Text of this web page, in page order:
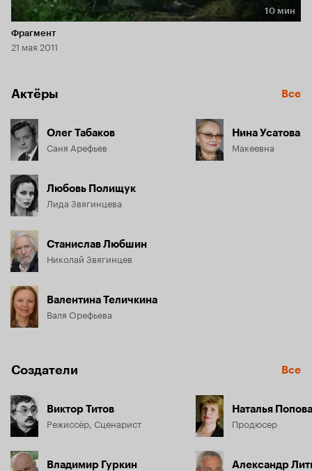
Длительность 10 мин
10 мин
Фрагмент
21 мая 2011
Актёры Все
Олег Табаков
Саня Арефьев
Любовь Полищук
Лида Звягинцева
Станислав Любшин
Николай Звягинцев
Валентина Теличкина
Валя Орефьева
Нина Усатова
Макеевна
Создатели Все
Виктор Титов
Режиссёр, Сценарист
Владимир Гуркин
Наталья Попова
Продюсер
Александр